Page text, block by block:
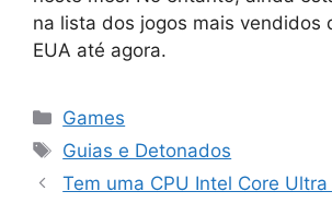
na lista dos jogos mais vendidos
EUA até agora.
Categorias
Games
Tags
Guias e Detonados
Tem uma CPU Intel Core